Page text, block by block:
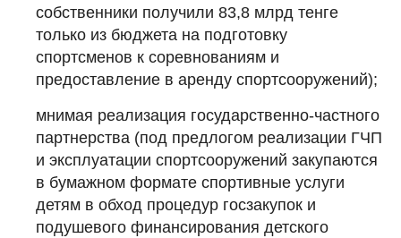
собственники получили 83,8 млрд тенге
только из бюджета на подготовку
спортсменов к соревнованиям и
предоставление в аренду спортсооружений);
мнимая реализация государственно-частного
партнерства (под предлогом реализации ГЧП
и эксплуатации спортсооружений закупаются
в бумажном формате спортивные услуги
детям в обход процедур госзакупок и
подушевого финансирования детского